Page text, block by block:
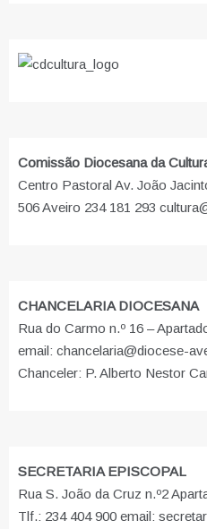
Comissão Diocesana da
Centro Pastoral Av. João
506 Aveiro 234 181 293
CHANCELARIA DIOCESANA
Rua do Carmo n.º 16 –
email: chancelaria@diocese-
Chanceler: P. Alberto Nestor
SECRETARIA EPISCOPAL
Rua S. João da Cruz n.º2
Tlf.: 234 404 900 email: